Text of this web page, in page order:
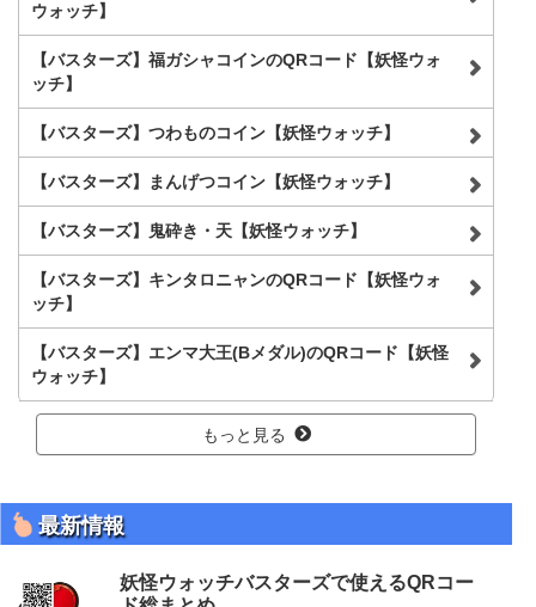
ウォッチ】
【バスターズ】福ガシャコインのQRコード【妖怪ウォ
ッチ】
【バスターズ】つわものコイン【妖怪ウォッチ】
【バスターズ】まんげつコイン【妖怪ウォッチ】
【バスターズ】鬼砕き・天【妖怪ウォッチ】
【バスターズ】キンタロニャンのQRコード【妖怪ウォ
ッチ】
【バスターズ】エンマ大王(Bメダル)のQRコード【妖怪
ウォッチ】
もっと見る
最新情報
妖怪ウォッチバスターズで使えるQRコー